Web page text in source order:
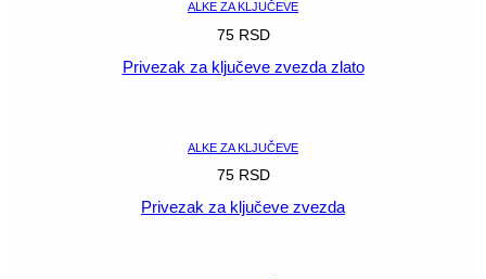
ALKE ZA KLJUČEVE
75 RSD
Privezak za ključeve zvezda zlato
ALKE ZA KLJUČEVE
75 RSD
Privezak za ključeve zvezda